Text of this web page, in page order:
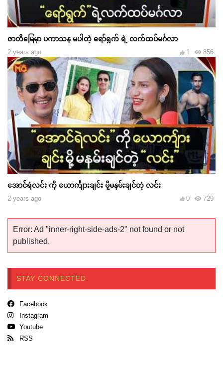
ဇာတိမြေမှာ ပကာသန မပါတဲ့ ရော်ရွက် ရဲ့ လက်ထပ်မင်္ဂလာ
2 years ago 856
1
အောင်ရဲလင်း ကို ယောင်္ကျားချင်း မို့မနမ်းချင်တဲ့ လင်း
2 years ago 729
0
Error: Ad "inner-right-side-ads-2" not found or not
published.
STAY CONNECTED
Facebook
Instagram
Youtube
RSS